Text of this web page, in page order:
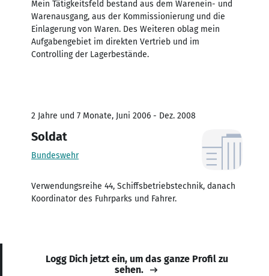
Mein Tätigkeitsfeld bestand aus dem Warenein- und
Warenausgang, aus der Kommissionierung und die
Einlagerung von Waren. Des Weiteren oblag mein
Aufgabengebiet im direkten Vertrieb und im
Controlling der Lagerbestände.
2 Jahre und 7 Monate, Juni 2006 - Dez. 2008
Soldat
Bundeswehr
Verwendungsreihe 44, Schiffsbetriebstechnik, danach
Koordinator des Fuhrparks und Fahrer.
Logg Dich jetzt ein, um das ganze Profil zu
sehen.